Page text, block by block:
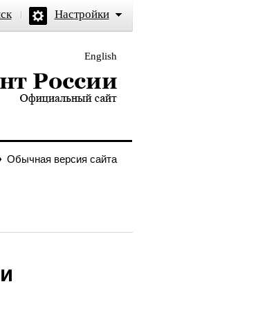
Настройки
English
сайт
Обычная версия сайта